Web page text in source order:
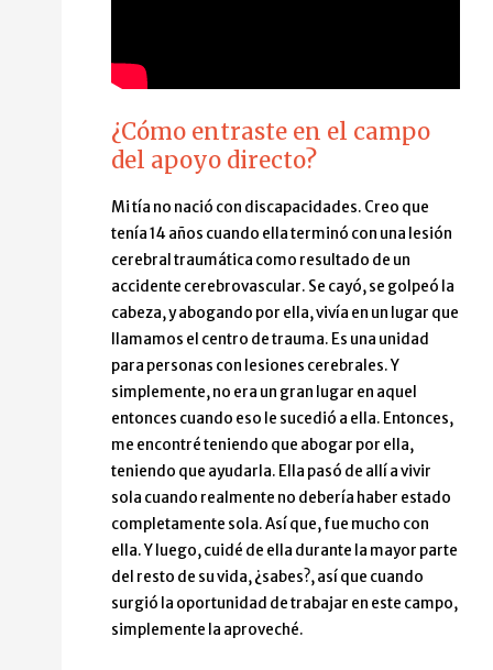
¿Cómo entraste en el campo
del apoyo directo?
Mi tía no nació con discapacidades. Creo que
tenía 14 años cuando ella terminó con una lesión
cerebral traumática como resultado de un
accidente cerebrovascular. Se cayó, se golpeó la
cabeza, y abogando por ella, vivía en un lugar que
llamamos el centro de trauma. Es una unidad
para personas con lesiones cerebrales. Y
simplemente, no era un gran lugar en aquel
entonces cuando eso le sucedió a ella. Entonces,
me encontré teniendo que abogar por ella,
teniendo que ayudarla. Ella pasó de allí a vivir
sola cuando realmente no debería haber estado
completamente sola. Así que, fue mucho con
ella. Y luego, cuidé de ella durante la mayor parte
del resto de su vida, ¿sabes?, así que cuando
surgió la oportunidad de trabajar en este campo,
simplemente la aproveché.